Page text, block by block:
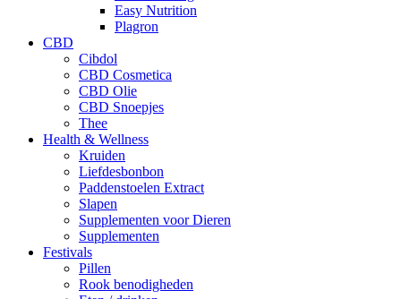
Easy Nutrition
Plagron
CBD
Cibdol
CBD Cosmetica
CBD Olie
CBD Snoepjes
Thee
Health & Wellness
Kruiden
Liefdesbonbon
Paddenstoelen Extract
Slapen
Supplementen voor Dieren
Supplementen
Festivals
Pillen
Rook benodigheden